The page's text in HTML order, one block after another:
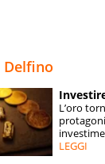
SPECIALI
ESPERTI
Delfino
L’oro
LEGGI